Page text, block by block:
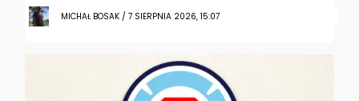
MICHAŁ BOSAK / 7 SIERPNIA 2026, 15:07